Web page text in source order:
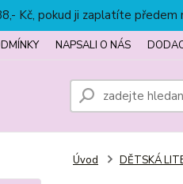
Kč, pokud ji zaplatíte
NAPSALI O NÁS
Úvod DĚTSKÁ